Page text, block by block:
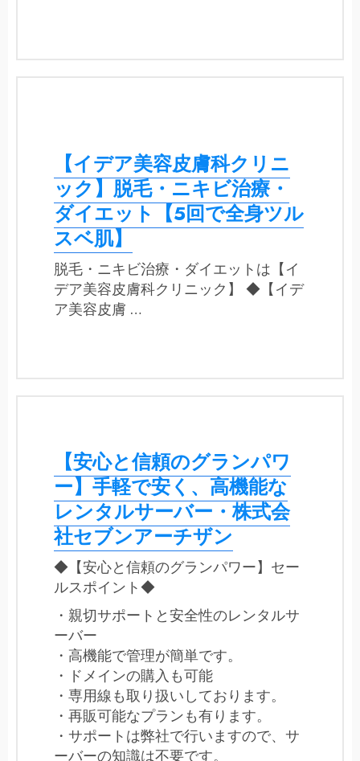
【イデア美容皮膚科クリニ
ック】脱毛・ニキビ治療・
ダイエット【5回で全身ツル
スベ肌】
脱毛・ニキビ治療・ダイエットは【イ
デア美容皮膚科クリニック】 ◆【イデ
ア美容皮膚 …
【安心と信頼のグランパワ
ー】手軽で安く、高機能な
レンタルサーバー・株式会
社セブンアーチザン
◆【安心と信頼のグランパワー】セー
ルスポイント◆
・親切サポートと安全性のレンタルサ
ーバー
・高機能で管理が簡単です。
・ドメインの購入も可能
・専用線も取り扱いしております。
・再販可能なプランも有ります。
・サポートは弊社で行いますので、サ
ーバーの知識は不要です。